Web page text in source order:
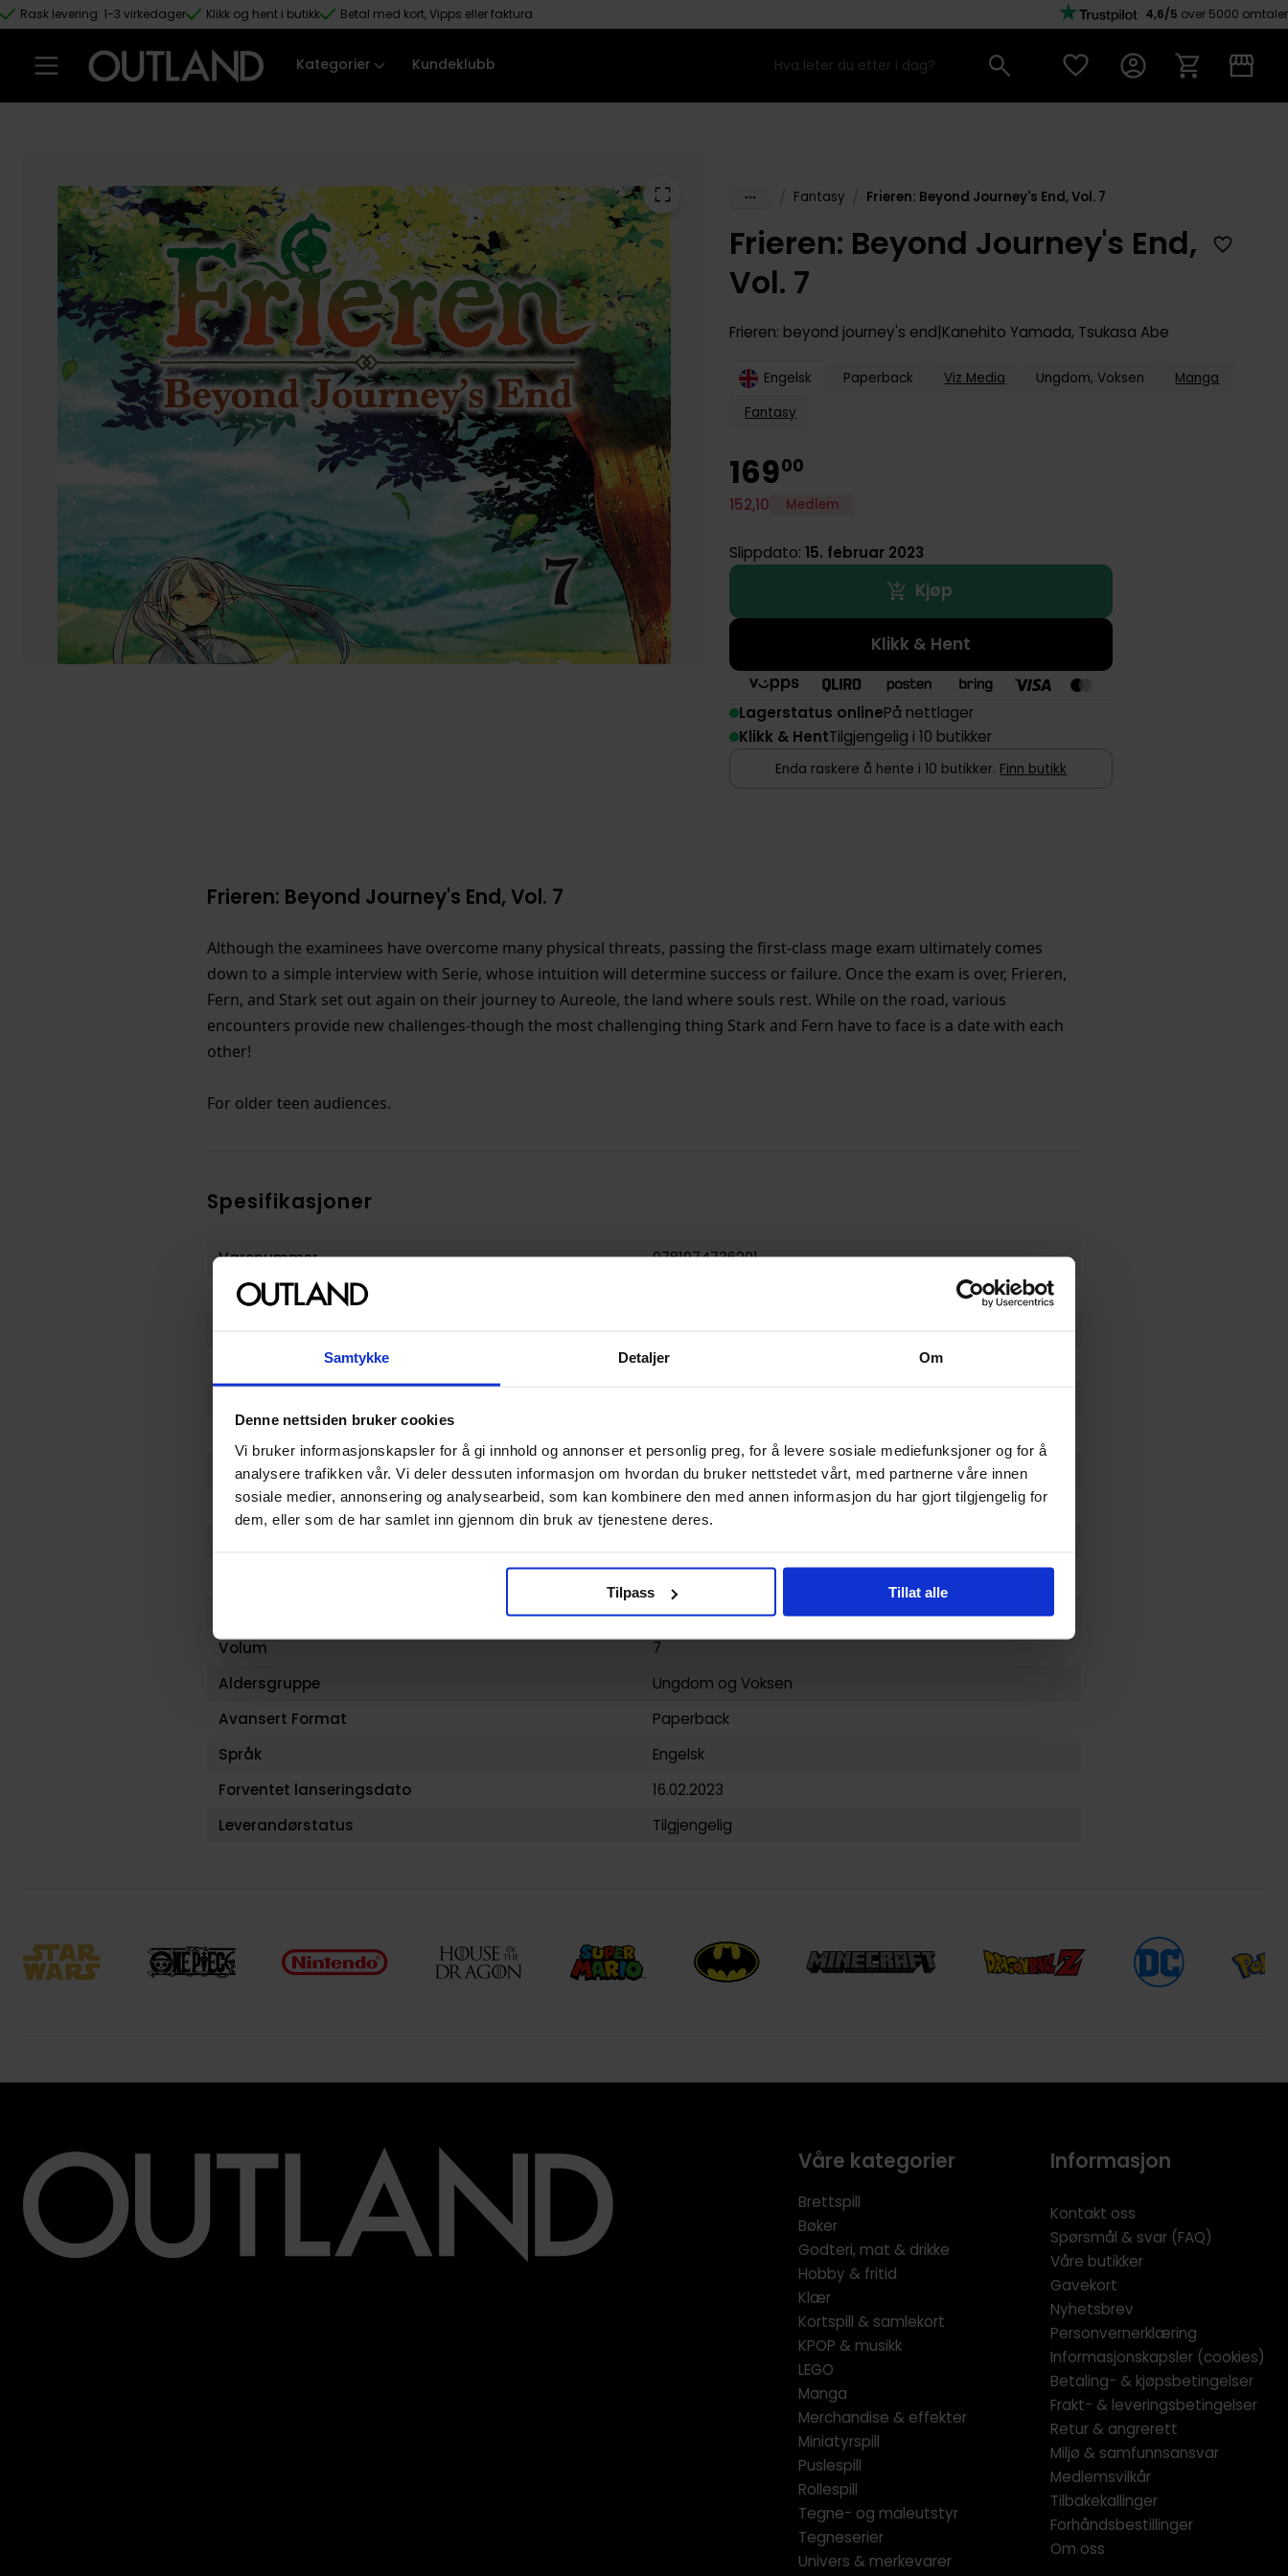
Samtykke Detaljer Om
Denne nettsiden bruker cookies
Vi bruker informasjonskapsler for å gi innhold og annonser et personlig preg, for å levere sosiale mediefunksjoner og for å
analysere trafikken vår. Vi deler dessuten informasjon om hvordan du bruker nettstedet vårt, med partnerne våre innen
sosiale medier, annonsering og analysearbeid, som kan kombinere den med annen informasjon du har gjort tilgjengelig for
dem, eller som de har samlet inn gjennom din bruk av tjenestene deres.
Tilpass Tillat alle
Hopp til hovedinnhold
Rask levering: 1-3 virkedager Klikk og hent i butikk Betal med kort, Vipps eller faktura 4,6/5 over 5000 omtaler
Kategorier Kundeklubb
Fantasy Frieren: Beyond Journey's End, Vol. 7
Frieren: Beyond Journey's End,
Vol. 7
Frieren: beyond journey's end Kanehito Yamada, Tsukasa Abe
Engelsk Paperback Viz Media Ungdom, Voksen
Manga
Fantasy
16900
152,10 Medlem
Slippdato:15. februar 2023
Kjøp
Klikk & Hent
Lagerstatus onlinePå nettlager
Klikk & HentTilgjengelig i 10 butikker
Enda raskere å hente i 10 butikker. Finn butikk
Frieren: Beyond Journey's End, Vol. 7
Although the examinees have overcome many physical threats, passing the first-class mage exam ultimately comes
down to a simple interview with Serie, whose intuition will determine success or failure. Once the exam is over, Frieren,
Fern, and Stark set out again on their journey to Aureole, the land where souls rest. While on the road, various
encounters provide new challenges-though the most challenging thing Stark and Fern have to face is a date with each
other!
For older teen audiences.
Spesifikasjoner
Varenummer
9781974736201
Vekt (Kg) :
Paperback
Sjanger
Action og EventyrogFantasy
Illustratør
Tsukasa Abe
15.02.2023
Volum
7
Aldersgruppe
Ungdom og Voksen
Avansert Format
Paperback
Språk
Engelsk
Forventet lanseringsdato
16.02.2023
Leverandørstatus
Tilgjengelig
Våre kategorier
Brettspill
Bøker
Godteri, mat & drikke
Hobby & fritid
Klær
Kortspill & samlekort
KPOP & musikk
LEGO
Manga
Merchandise & effekter
Miniatyrspill
Puslespill
Rollespill
Tegne- og maleutstyr
Tegneserier
Univers & merkevarer
Informasjon
Kontakt oss
Spørsmål & svar (FAQ)
Våre butikker
Gavekort
Nyhetsbrev
Personvernerklæring
Informasjonskapsler (cookies)
Betaling- & kjøpsbetingelser
Frakt- & leveringsbetingelser
Retur & angrerett
Miljø & samfunnsansvar
Medlemsvilkår
Tilbakekallinger
Forhåndsbestillinger
Om oss